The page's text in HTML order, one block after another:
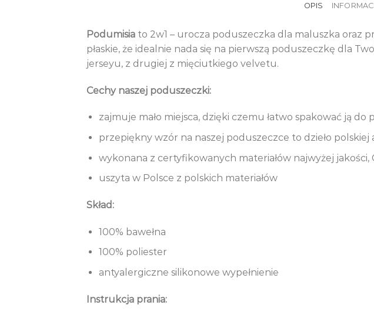
OPIS
Podumisia to 2w1 – urocza poduszeczka dla maluszka oraz
płaskie, że idealnie nada się na pierwszą poduszeczkę dla
jerseyu, z drugiej z mięciutkiego velvetu.
Cechy naszej poduszeczki:
zajmuje mało miejsca, dzięki czemu łatwo spakować ją
przepiękny wzór na naszej poduszeczce to dzieło polskiej
wykonana z certyfikowanych materiałów najwyżej
uszyta w Polsce z polskich materiałów
Skład:
100% bawełna
100% poliester
antyalergiczne silikonowe wypełnienie
Instrukcja prania: